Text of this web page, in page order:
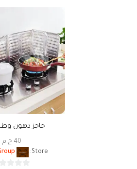
حاجز دهون
40 ج.م
Store: